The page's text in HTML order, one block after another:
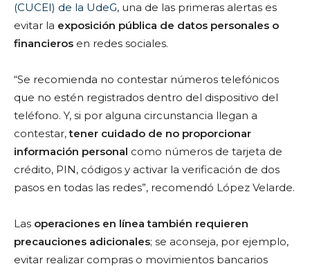
(CUCEI) de la UdeG, una de las primeras alertas es
evitar la exposición pública de datos personales o
financieros en redes sociales.
“Se recomienda no contestar números telefónicos
que no estén registrados dentro del dispositivo del
teléfono. Y, si por alguna circunstancia llegan a
contestar,tener cuidado de no proporcionar
información personal como números de tarjeta de
crédito, PIN, códigos y activar la verificación de dos
pasos en todas las redes”, recomendó López Velarde.
Las operaciones en línea también requieren
precauciones adicionales; se aconseja, por ejemplo,
evitar realizar compras o movimientos bancarios